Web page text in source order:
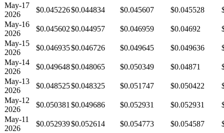
May-17
2026
$0.045226$0.044834 $0.045607 $0.045528
May-16
2026
$0.045602$0.044957 $0.046959 $0.04692
May-15
2026
$0.046935$0.046726 $0.049645 $0.049636
May-14
2026
$0.049648$0.048065 $0.050349 $0.04871
May-13
2026
$0.048525$0.048325 $0.051747 $0.050422
May-12
2026
$0.050381 $0.049686 $0.052931 $0.052931
May-11
2026
$0.052939$0.052614 $0.054773 $0.054587